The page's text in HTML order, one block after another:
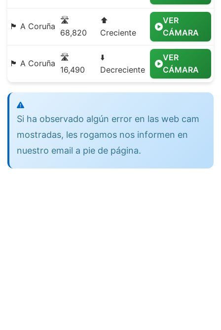
🏴 A Coruña
🛣️
68,820
⬆️
Creciente
VER
CÁMARA
🏴 A Coruña
🛣️
16,490
⬇️
Decreciente
VER
CÁMARA
Si ha observado algún error en las web cam
mostradas, les rogamos nos informen en
nuestro email a pie de página.